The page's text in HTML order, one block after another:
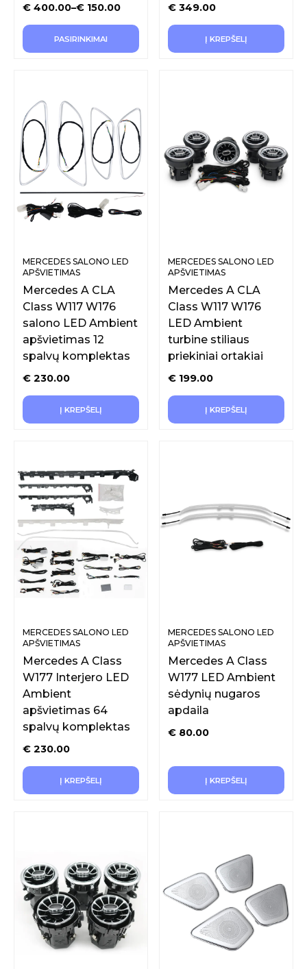
€ 150.00
–
€ 400.00
PASIRINKIMAI
€ 349.00
Į KREPŠELĮ
MERCEDES SALONO LED
APŠVIETIMAS
Mercedes A CLA
Class W117 W176
salono LED Ambient
apšvietimas 12
spalvų komplektas
€ 230.00
Į KREPŠELĮ
MERCEDES SALONO LED
APŠVIETIMAS
Mercedes A CLA
Class W117 W176
LED Ambient
turbine stiliaus
priekiniai ortakiai
€ 199.00
Į KREPŠELĮ
MERCEDES SALONO LED
APŠVIETIMAS
Mercedes A Class
W177 Interjero LED
Ambient
apšvietimas 64
spalvų komplektas
€ 230.00
Į KREPŠELĮ
MERCEDES SALONO LED
APŠVIETIMAS
Mercedes A Class
W177 LED Ambient
sėdynių nugaros
apdaila
€ 80.00
Į KREPŠELĮ